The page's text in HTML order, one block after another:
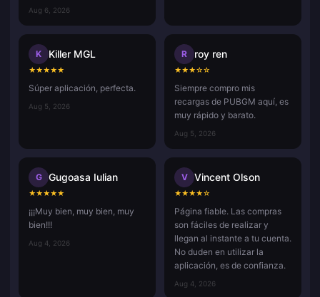
Aug 6, 2026
K Killer MGL
★★★★★
Súper aplicación, perfecta.
Aug 5, 2026
R roy ren
★★★☆☆
Siempre compro mis
recargas de PUBGM aquí, es
muy rápido y barato.
Aug 5, 2026
G Gugoasa Iulian
★★★★★
¡¡¡Muy bien, muy bien, muy
bien!!!
Aug 4, 2026
V Vincent Olson
★★★★☆
Página fiable. Las compras
son fáciles de realizar y
llegan al instante a tu cuenta.
No duden en utilizar la
aplicación, es de confianza.
Aug 4, 2026